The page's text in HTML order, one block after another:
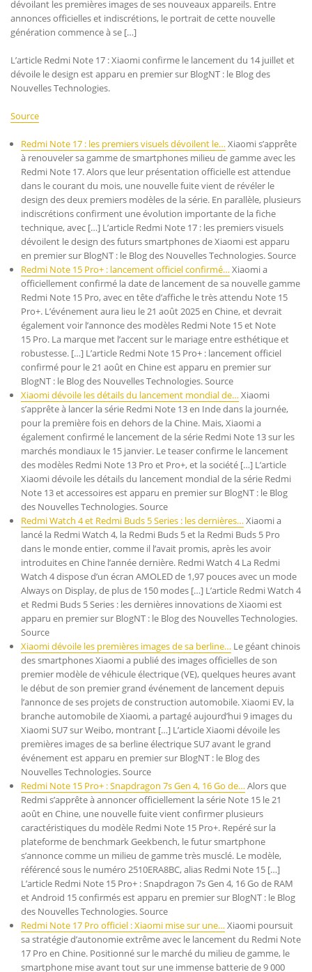
dévoilant les premières images de ses nouveaux appareils. Entre
annonces officielles et indiscrétions, le portrait de cette nouvelle
génération commence à se […]
L’article Redmi Note 17 : Xiaomi confirme le lancement du 14 juillet et
dévoile le design est apparu en premier sur BlogNT : le Blog des
Nouvelles Technologies.
Source
Redmi Note 17 : les premiers visuels dévoilent le…Xiaomi s’apprête
à renouveler sa gamme de smartphones milieu de gamme avec les
Redmi Note 17. Alors que leur présentation officielle est attendue
dans le courant du mois, une nouvelle fuite vient de révéler le
design des deux premiers modèles de la série. En parallèle, plusieurs
indiscrétions confirment une évolution importante de la fiche
technique, avec […] L’article Redmi Note 17 : les premiers visuels
dévoilent le design des futurs smartphones de Xiaomi est apparu
en premier sur BlogNT : le Blog des Nouvelles Technologies. Source
Redmi Note 15 Pro+ : lancement officiel confirmé…Xiaomi a
officiellement confirmé la date de lancement de sa nouvelle gamme
Redmi Note 15 Pro, avec en tête d’affiche le très attendu Note 15
Pro+. L’événement aura lieu le 21 août 2025 en Chine, et devrait
également voir l’annonce des modèles Redmi Note 15 et Note
15 Pro. La marque met l’accent sur le mariage entre esthétique et
robustesse. […] L’article Redmi Note 15 Pro+ : lancement officiel
confirmé pour le 21 août en Chine est apparu en premier sur
BlogNT : le Blog des Nouvelles Technologies. Source
Xiaomi dévoile les détails du lancement mondial de…Xiaomi
s’apprête à lancer la série Redmi Note 13 en Inde dans la journée,
pour la première fois en dehors de la Chine. Mais, Xiaomi a
également confirmé le lancement de la série Redmi Note 13 sur les
marchés mondiaux le 15 janvier. Le teaser confirme le lancement
des modèles Redmi Note 13 Pro et Pro+, et la société […] L’article
Xiaomi dévoile les détails du lancement mondial de la série Redmi
Note 13 et accessoires est apparu en premier sur BlogNT : le Blog
des Nouvelles Technologies. Source
Redmi Watch 4 et Redmi Buds 5 Series : les dernières…Xiaomi a
lancé la Redmi Watch 4, la Redmi Buds 5 et la Redmi Buds 5 Pro
dans le monde entier, comme il l’avait promis, après les avoir
introduites en Chine l’année dernière. Redmi Watch 4 La Redmi
Watch 4 dispose d’un écran AMOLED de 1,97 pouces avec un mode
Always on Display, de plus de 150 modes […] L’article Redmi Watch 4
et Redmi Buds 5 Series : les dernières innovations de Xiaomi est
apparu en premier sur BlogNT : le Blog des Nouvelles Technologies.
Source
Xiaomi dévoile les premières images de sa berline… Le géant chinois
des smartphones Xiaomi a publié des images officielles de son
premier modèle de véhicule électrique (VE), quelques heures avant
le début de son premier grand événement de lancement depuis
l’annonce de ses projets de construction automobile. Xiaomi EV, la
branche automobile de Xiaomi, a partagé aujourd’hui 9 images du
Xiaomi SU7 sur Weibo, montrant […] L’article Xiaomi dévoile les
premières images de sa berline électrique SU7 avant le grand
événement est apparu en premier sur BlogNT : le Blog des
Nouvelles Technologies. Source
Redmi Note 15 Pro+ : Snapdragon 7s Gen 4, 16 Go de…Alors que
Redmi s’apprête à annoncer officiellement la série Note 15 le 21
août en Chine, une nouvelle fuite vient confirmer plusieurs
caractéristiques du modèle Redmi Note 15 Pro+. Repéré sur la
plateforme de benchmark Geekbench, le futur smartphone
s’annonce comme un milieu de gamme très musclé. Le modèle,
référencé sous le numéro 2510ERA8BC, alias Redmi Note 15 […]
L’article Redmi Note 15 Pro+ : Snapdragon 7s Gen 4, 16 Go de RAM
et Android 15 confirmés est apparu en premier sur BlogNT : le Blog
des Nouvelles Technologies. Source
Redmi Note 17 Pro officiel : Xiaomi mise sur une…Xiaomi poursuit
sa stratégie d’autonomie extrême avec le lancement du Redmi Note
17 Pro en Chine. Positionné sur le marché du milieu de gamme, le
smartphone mise avant tout sur une immense batterie de 9 000